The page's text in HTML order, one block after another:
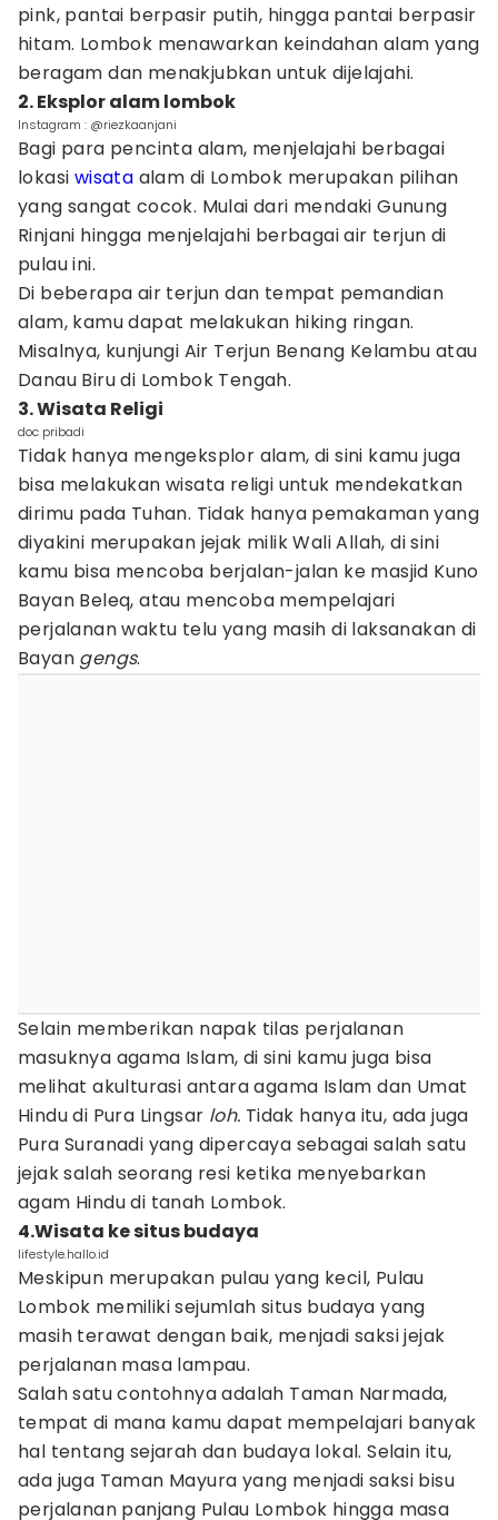
pink, pantai berpasir putih, hingga pantai berpasir
hitam. Lombok menawarkan keindahan alam yang
beragam dan menakjubkan untuk dijelajahi.
2. Eksplor alam lombok
Instagram : @riezkaanjani
Bagi para pencinta alam, menjelajahi berbagai
lokasi wisata alam di Lombok merupakan pilihan
yang sangat cocok. Mulai dari mendaki Gunung
Rinjani hingga menjelajahi berbagai air terjun di
pulau ini.
Di beberapa air terjun dan tempat pemandian
alam, kamu dapat melakukan hiking ringan.
Misalnya, kunjungi Air Terjun Benang Kelambu atau
Danau Biru di Lombok Tengah.
3. Wisata Religi
doc pribadi
Tidak hanya mengeksplor alam, di sini kamu juga
bisa melakukan wisata religi untuk mendekatkan
dirimu pada Tuhan. Tidak hanya pemakaman yang
diyakini merupakan jejak milik Wali Allah, di sini
kamu bisa mencoba berjalan-jalan ke masjid Kuno
Bayan Beleq, atau mencoba mempelajari
perjalanan waktu telu yang masih di laksanakan di
Bayan gengs.
Selain memberikan napak tilas perjalanan
masuknya agama Islam, di sini kamu juga bisa
melihat akulturasi antara agama Islam dan Umat
Hindu di Pura Lingsar loh. Tidak hanya itu, ada juga
Pura Suranadi yang dipercaya sebagai salah satu
jejak salah seorang resi ketika menyebarkan
agam Hindu di tanah Lombok.
4.Wisata ke situs budaya
lifestyle.hallo.id
Meskipun merupakan pulau yang kecil, Pulau
Lombok memiliki sejumlah situs budaya yang
masih terawat dengan baik, menjadi saksi jejak
perjalanan masa lampau.
Salah satu contohnya adalah Taman Narmada,
tempat di mana kamu dapat mempelajari banyak
hal tentang sejarah dan budaya lokal. Selain itu,
ada juga Taman Mayura yang menjadi saksi bisu
perjalanan panjang Pulau Lombok hingga masa